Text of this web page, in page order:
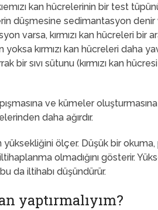
kan hücrelerinin bir test
düşmesine sedimantasyon denir
varsa, kırmızı kan hücreleri bir
kırmızı kan hücreleri daha
sıvı sütunu (kırmızı kan hücresi
ve kümeler
daha ağırdır.
ölçer. Düşük bir okuma,
olmadığını gösterir.
da iltihabı düşündürür.
yaptırmalıyım?